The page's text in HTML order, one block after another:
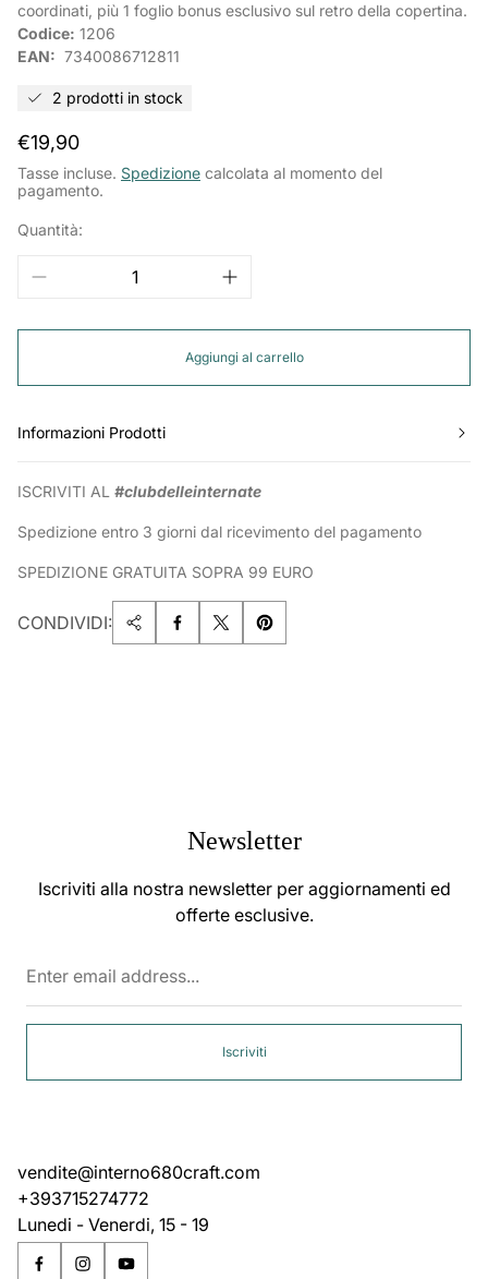
coordinati, più 1 foglio bonus esclusivo sul retro della copertina.
Codice: 1206
EAN: 7340086712811
2 prodotti in stock
Prezzo
normale
€19,90
Tasse incluse. Spedizione calcolata al momento del
pagamento.
Quantità:
Aggiungi al carrello
Informazioni Prodotti
ISCRIVITI AL #clubdelleinternate
Spedizione entro 3 giorni dal ricevimento del pagamento
SPEDIZIONE GRATUITA SOPRA 99 EURO
CONDIVIDI:
Newsletter
Iscriviti alla nostra newsletter per aggiornamenti ed
offerte esclusive.
Iscriviti
vendite@interno680craft.com
+393715274772
Lunedi - Venerdi, 15 - 19